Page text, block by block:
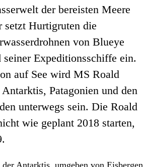
der bereisten Meere
setzt Hurtigruten die
von Blueye
Expeditionsschiffe ein.
auf See wird MS Roald
Patagonien und den
unterwegs sein. Die Roald
wie geplant 2018 starten,